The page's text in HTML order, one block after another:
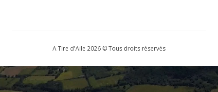
A Tire d'Aile 2026 © Tous droits réservés